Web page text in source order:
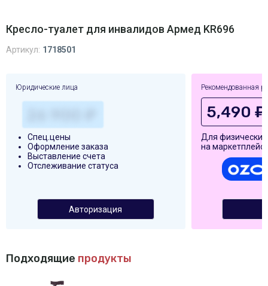
Кресло-туалет для инвалидов Армед KR696
Артикул: 1718501
Юридические лица
Спец.цены
Оформление заказа
Выставление счета
Отслеживание статуса
Авторизация
Рекомендованная
5,490 ₽
Для
на
Подходящие продукты